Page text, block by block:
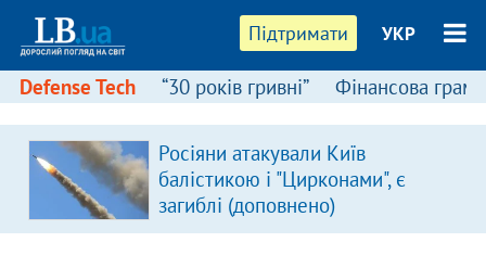
Підтримати УКР
Defense Tech “30 років гривні” Фінансова
Росіяни атакували Київ
балістикою і "Цирконами", є
загиблі (доповнено)